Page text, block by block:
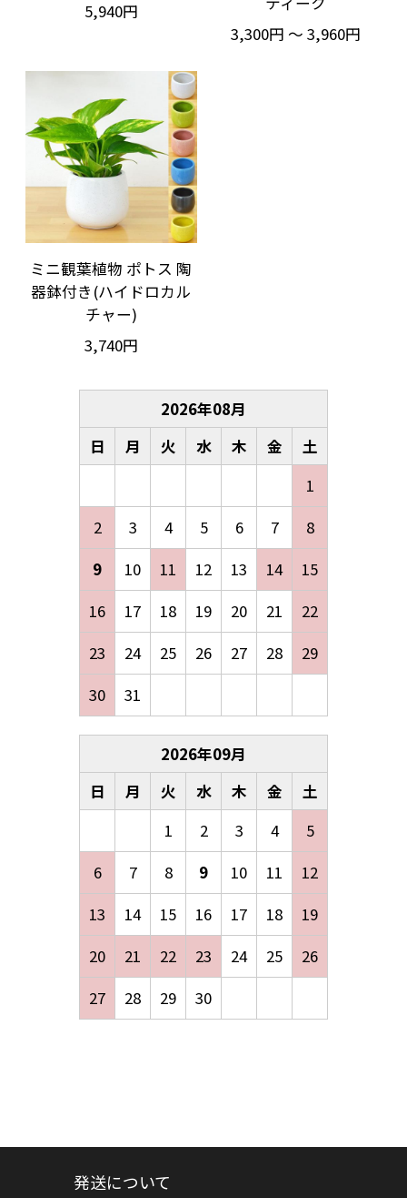
5,940円
3,300円 ～ 3,960円
ミニ観葉植物 ポトス 陶
器鉢付き(ハイドロカル
チャー)
3,740円
2026年08月
日
月 火 水 木 金
土
1
2
3 4 5 6 7
8
9
10 11 12 13 14
15
16
17 18 19 20 21
22
23
24 25 26 27 28
29
30
31
2026年09月
日
月 火 水 木 金
土
1
2 3 4
5
6
7 8 9 10 11
12
13
14 15 16 17 18
19
20
21 22 23 24 25
26
27
28 29 30
発送について